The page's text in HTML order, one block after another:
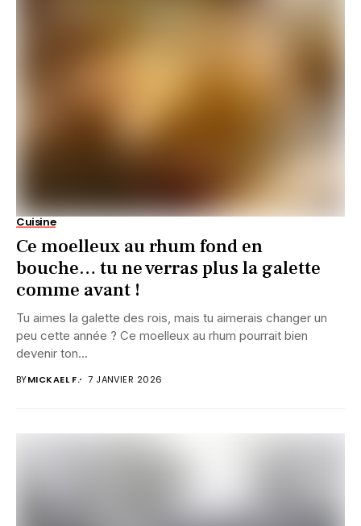
Cuisine
Ce moelleux au rhum fond en
bouche… tu ne verras plus la galette
comme avant !
Tu aimes la galette des rois, mais tu aimerais changer un
peu cette année ? Ce moelleux au rhum pourrait bien
devenir ton...
BYMICKAEL F. 7 JANVIER 2026